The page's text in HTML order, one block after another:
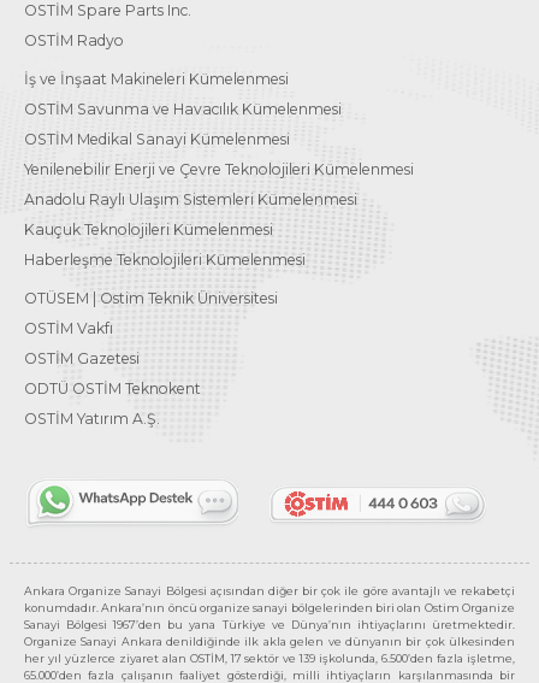
OSTİM Spare Parts Inc.
OSTİM Radyo
İş ve İnşaat Makineleri Kümelenmesi
OSTİM Savunma ve Havacılık Kümelenmesi
OSTİM Medikal Sanayi Kümelenmesi
Yenilenebilir Enerji ve Çevre Teknolojileri Kümelenmesi
Anadolu Raylı Ulaşım Sistemleri Kümelenmesi
Kauçuk Teknolojileri Kümelenmesi
Haberleşme Teknolojileri Kümelenmesi
OTÜSEM | Ostim Teknik Üniversitesi
OSTİM Vakfı
OSTİM Gazetesi
ODTÜ OSTİM Teknokent
OSTİM Yatırım A.Ş.
Ankara Organize Sanayi Bölgesi açısından diğer bir çok ile göre avantajlı ve rekabetçi
konumdadır. Ankara’nın öncü organize sanayi bölgelerinden biri olan Ostim Organize
Sanayi Bölgesi 1967’den bu yana Türkiye ve Dünya’nın ihtiyaçlarını üretmektedir.
Organize Sanayi Ankara denildiğinde ilk akla gelen ve dünyanın bir çok ülkesinden
her yıl yüzlerce ziyaret alan OSTİM, 17 sektör ve 139 işkolunda, 6.500’den fazla işletme,
65.000’den fazla çalışanın faaliyet gösterdiği, milli ihtiyaçların karşılanmasında bir